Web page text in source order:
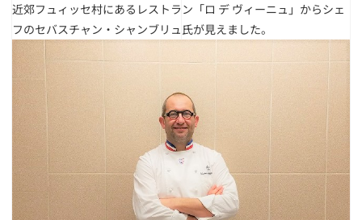
近郊フュィッセ村にあるレストラン「ロ デ ヴィーニュ」からシェ
フのセバスチャン・シャンブリュ氏が見えました。